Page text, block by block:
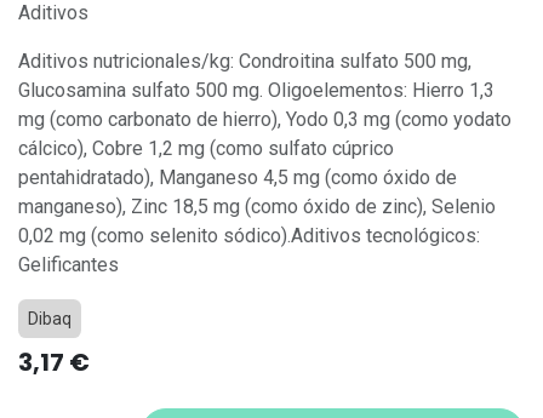
Aditivos
Aditivos nutricionales/kg: Condroitina sulfato 500 mg,
Glucosamina sulfato 500 mg. Oligoelementos: Hierro 1,3
mg (como carbonato de hierro), Yodo 0,3 mg (como yodato
cálcico), Cobre 1,2 mg (como sulfato cúprico
pentahidratado), Manganeso 4,5 mg (como óxido de
manganeso), Zinc 18,5 mg (como óxido de zinc), Selenio
0,02 mg (como selenito sódico).Aditivos tecnológicos:
Gelificantes
Dibaq
3,17 €